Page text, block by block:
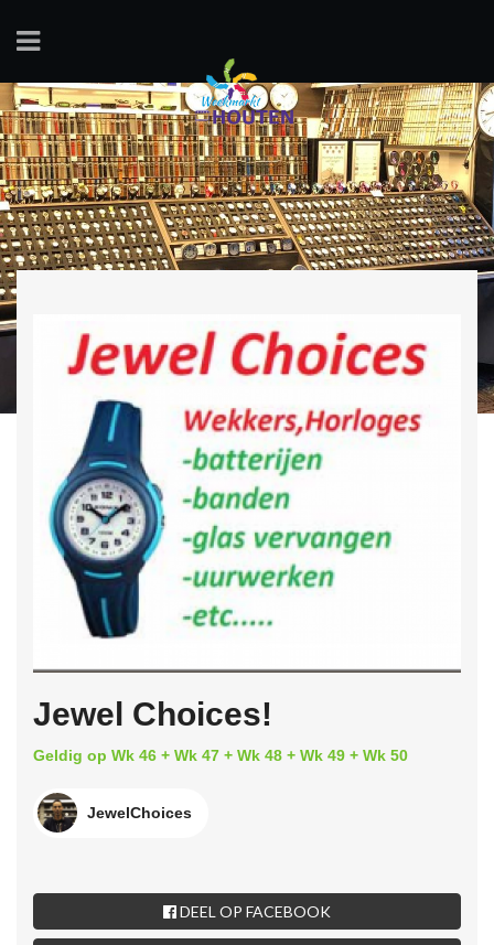
Jewel Choices!
Geldig op Wk 46 + Wk 47 + Wk 48 + Wk 49 + Wk 50
JewelChoices
DEEL OP FACEBOOK